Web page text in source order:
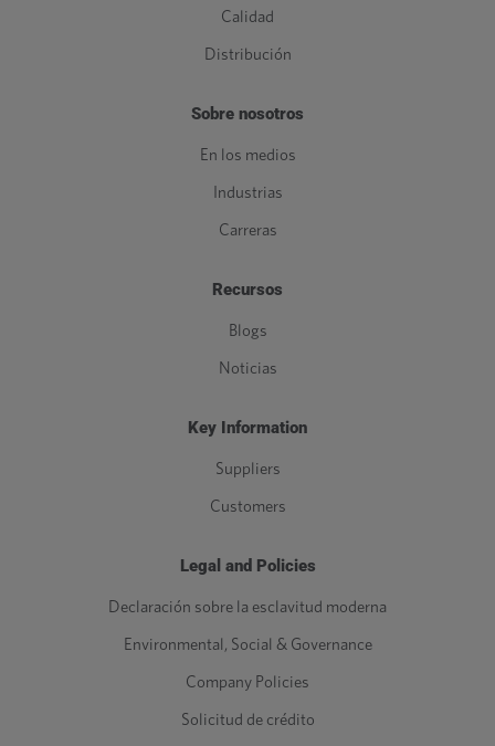
Calidad
Distribución
Sobre nosotros
En los medios
Industrias
Carreras
Recursos
Blogs
Noticias
Key Information
Suppliers
Customers
Legal and Policies
Declaración sobre la esclavitud moderna
Environmental, Social & Governance
Company Policies
Solicitud de crédito